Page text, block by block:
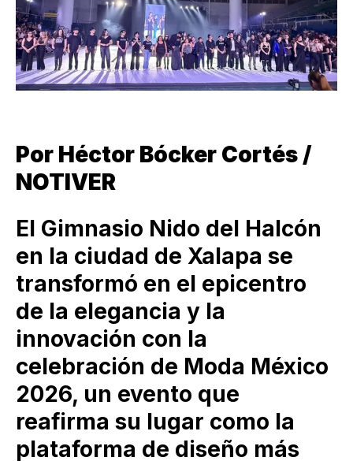
Por Héctor Bócker Cortés /
NOTIVER
El Gimnasio Nido del Halcón
en la ciudad de Xalapa se
transformó en el epicentro
de la elegancia y la
innovación con la
celebración de Moda México
2026, un evento que
reafirma su lugar como la
plataforma de diseño más